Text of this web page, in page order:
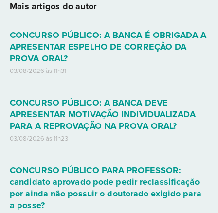
Mais artigos do autor
CONCURSO PÚBLICO: A BANCA É OBRIGADA A
APRESENTAR ESPELHO DE CORREÇÃO DA
PROVA ORAL?
03/08/2026 às 11h31
CONCURSO PÚBLICO: A BANCA DEVE
APRESENTAR MOTIVAÇÃO INDIVIDUALIZADA
PARA A REPROVAÇÃO NA PROVA ORAL?
03/08/2026 às 11h23
CONCURSO PÚBLICO PARA PROFESSOR:
candidato aprovado pode pedir reclassificação
por ainda não possuir o doutorado exigido para
a posse?